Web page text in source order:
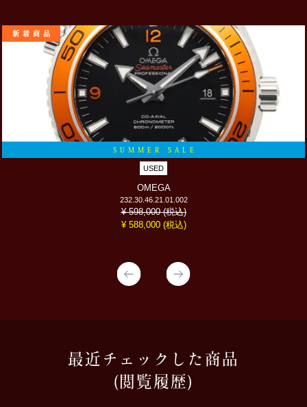
SUMMER SALE
USED
OMEGA
232.30.46.21.01.002
¥ 598,000(税込)
¥ 588,000 (税込)
新着商品
最近チェックした商品
(閲覧履歴)